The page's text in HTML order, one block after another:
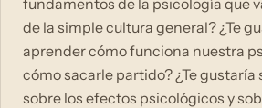
de la simple cultura general? ¿Te
aprender cómo funciona nuestra
cómo sacarle partido? ¿Te gustaría
sobre los efectos psicológicos y